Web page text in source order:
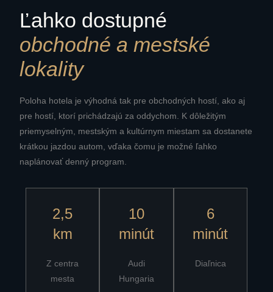
Ľahko dostupné
obchodné a mestské
lokality
Poloha hotela je výhodná tak pre obchodných hostí, ako aj
pre hostí, ktorí prichádzajú za oddychom. K dôležitým
priemyselným, mestským a kultúrnym miestam sa dostanete
krátkou jazdou autom, vďaka čomu je možné ľahko
naplánovať denný program.
2,5
km
Z centra
mesta
10
minút
Audi
Hungaria
6
minút
Diaľnica